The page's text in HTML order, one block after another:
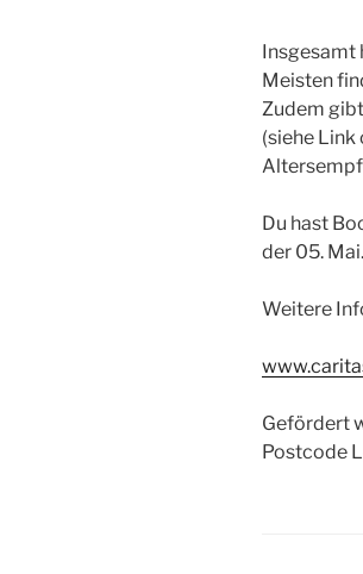
Insgesamt
Meisten
Zudem
(siehe Link
Du hast
der 05. Mai.
Weitere
Gefördert
Postcode